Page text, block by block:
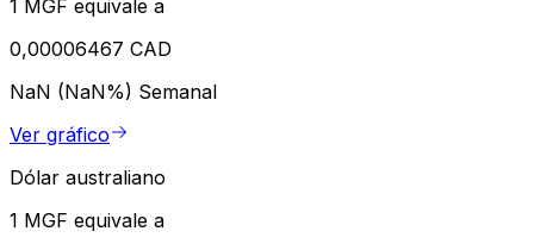
1 MGF equivale a
0,00006467 CAD
NaN (NaN%) Semanal
Ver gráfico
Dólar australiano
1 MGF equivale a